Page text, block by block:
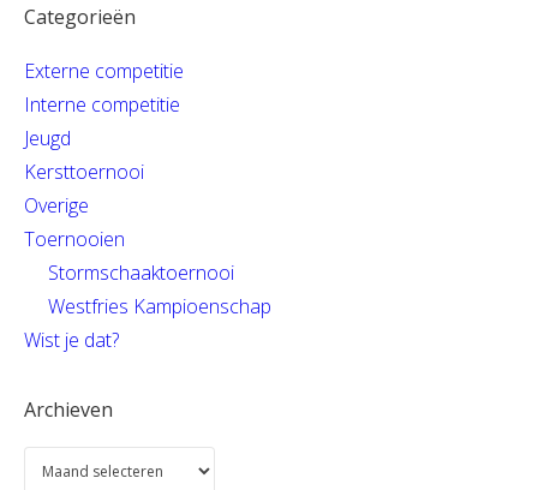
Categorieën
Externe competitie
Interne competitie
Jeugd
Kersttoernooi
Overige
Toernooien
Stormschaaktoernooi
Westfries Kampioenschap
Wist je dat?
Archieven